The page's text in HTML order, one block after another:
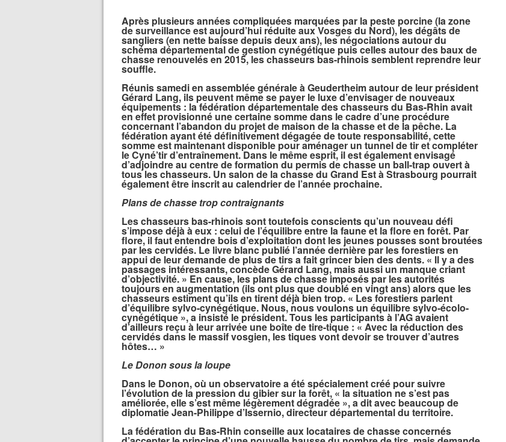
Après plusieurs années compliquées marquées par la peste porcine (la zone
de surveillance est aujourd’hui réduite aux Vosges du Nord), les dégâts de
sangliers (en nette baisse depuis deux ans), les négociations autour du
schéma départemental de gestion cynégétique puis celles autour des baux de
chasse renouvelés en 2015, les chasseurs bas-rhinois semblent reprendre leur
souffle.
Réunis samedi en assemblée générale à Geudertheim autour de leur président
Gérard Lang, ils peuvent même se payer le luxe d’envisager de nouveaux
équipements : la fédération départementale des chasseurs du Bas-Rhin avait
en effet provisionné une certaine somme dans le cadre d’une procédure
concernant l’abandon du projet de maison de la chasse et de la pêche. La
fédération ayant été définitivement dégagée de toute responsabilité, cette
somme est maintenant disponible pour aménager un tunnel de tir et compléter
le Cyné’tir d’entraînement. Dans le même esprit, il est également envisagé
d’adjoindre au centre de formation du permis de chasse un ball-trap ouvert à
tous les chasseurs. Un salon de la chasse du Grand Est à Strasbourg pourrait
également être inscrit au calendrier de l’année prochaine.
Plans de chasse trop contraignants
Les chasseurs bas-rhinois sont toutefois conscients qu’un nouveau défi
s’impose déjà à eux : celui de l’équilibre entre la faune et la flore en forêt. Par
flore, il faut entendre bois d’exploitation dont les jeunes pousses sont broutées
par les cervidés. Le livre blanc publié l’année dernière par les forestiers en
appui de leur demande de plus de tirs a fait grincer bien des dents. « Il y a des
passages intéressants, concède Gérard Lang, mais aussi un manque criant
d’objectivité. » En cause, les plans de chasse imposés par les autorités
toujours en augmentation (ils ont plus que doublé en vingt ans) alors que les
chasseurs estiment qu’ils en tirent déjà bien trop. « Les forestiers parlent
d’équilibre sylvo-cynégétique. Nous, nous voulons un équilibre sylvo-écolo-
cynégétique », a insisté le président. Tous les participants à l’AG avaient
d’ailleurs reçu à leur arrivée une boîte de tire-tique : « Avec la réduction des
cervidés dans le massif vosgien, les tiques vont devoir se trouver d’autres
hôtes… »
Le Donon sous la loupe
Dans le Donon, où un observatoire a été spécialement créé pour suivre
l’évolution de la pression du gibier sur la forêt, « la situation ne s’est pas
améliorée, elle s’est même légèrement dégradée », a dit avec beaucoup de
diplomatie Jean-Philippe d’Issernio, directeur départemental du territoire.
La fédération du Bas-Rhin conseille aux locataires de chasse concernés